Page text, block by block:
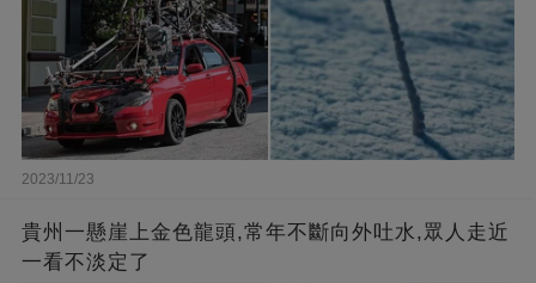
2023/11/23
貴州一懸崖上金色龍頭,常年不斷向外吐水,眾人走近
一看不淡定了